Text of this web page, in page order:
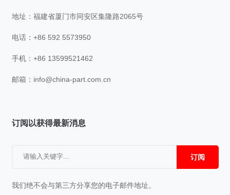
地址：福建省厦门市同安区集隆路2065号
电话：+86 592 5573950
手机：+86 13599521462
邮箱： info@china-part.com.cn
订阅以获得最新消息
订阅
我们绝不会与第三方分享您的电子邮件地址。